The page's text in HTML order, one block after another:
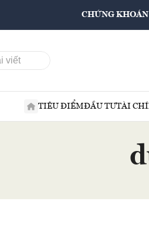
CHỨNG KHOÁN
TIÊU ĐIỂMĐẦU TƯTÀI